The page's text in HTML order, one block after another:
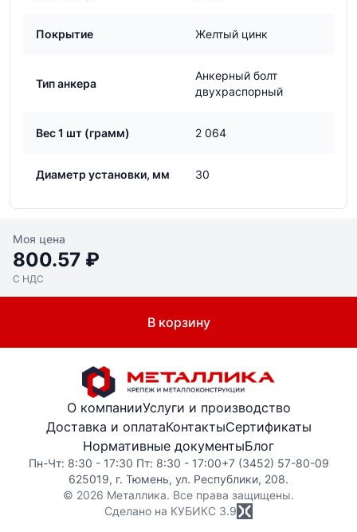
Покрытие Желтый цинк
Тип анкера
Анкерный болт
двухраспорный
Вес 1 шт (грамм) 2 064
Диаметр установки, мм 30
Моя цена
800.57 ₽
С НДС
В корзину
О компанииУслуги и производство
Доставка и оплатаКонтактыСертификаты
Нормативные документыБлог
Пн-Чт: 8:30 - 17:30 Пт: 8:30 - 17:00+7 (3452) 57-80-09
625019, г. Тюмень, ул. Республики, 208.
© 2026 Металлика. Все права защищены.
Сделано на КУБИКС 3.9